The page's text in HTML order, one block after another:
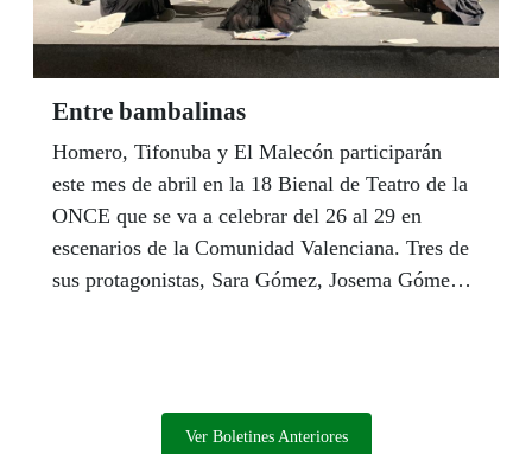
Entre bambalinas
Homero, Tifonuba y El Malecón participarán
este mes de abril en la 18 Bienal de Teatro de la
ONCE que se va a celebrar del 26 al 29 en
escenarios de la Comunidad Valenciana. Tres de
sus protagonistas, Sara Gómez, Josema Gómez y
actrices que conforman el universo teatral de la
ONCE, que cumple este año cuatro décadas de
Ver Boletines Anteriores